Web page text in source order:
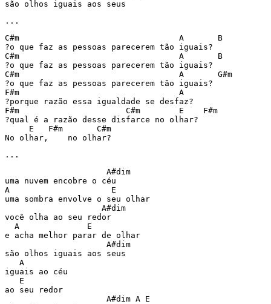
C#m                                 A       B
?o que faz as pessoas parecerem tão iguais?
C#m                                 A       B
?o que faz as pessoas parecerem tão iguais?
C#m                                 A       G#m
?o que faz as pessoas parecerem tão iguais?
F#m                                 A
?porque razão essa igualdade se desfaz?
F#m                      C#m        E    F#m
?qual é a razão desse disfarce no olhar?
     E   F#m       C#m
No olhar,    no olhar?
...
                     A#dim
uma nuvem encobre o céu
A                     E
uma sombra envolve o seu olhar
                    A#dim
você olha ao seu redor
  A              E
e acha melhor parar de olhar
                     A#dim
são olhos iguais aos seus
   A
iguais ao céu
   E
ao seu redor
                     A#dim A E